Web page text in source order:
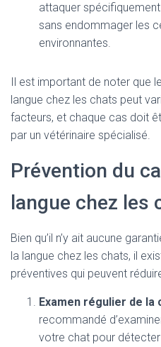
attaquer
sans endommager les
environnantes.
Il est important de noter que
langue chez les chats peut
facteurs, et chaque cas doit
par un vétérinaire spécialisé.
Prévention du
langue chez les
Bien qu’il n’y ait aucune
la langue chez les chats, il
préventives qui peuvent
Examen régulier de la
recommandé
votre chat pour